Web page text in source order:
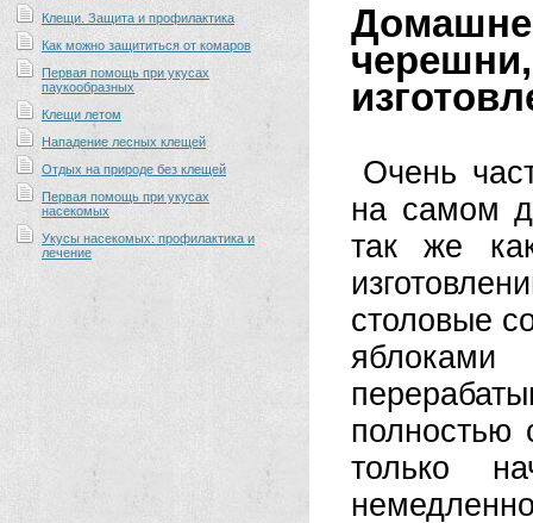
Клещи. Защита и профилактика
Как можно защититься от комаров
Первая помощь при укусах
паукообразных
Клещи летом
Нападение лесных клещей
Отдых на природе без клещей
Первая помощь при укусах
насекомых
Укусы насекомых: профилактика и
лечение
Очень
на самом
так же
столовые
полностью
только